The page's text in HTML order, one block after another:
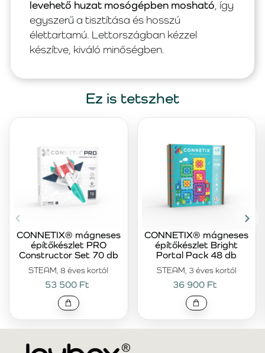
levehető huzat mosógépben mosható , így
egyszerű a tisztítása és hosszú
élettartamú. Lettországban kézzel
készítve, kiváló minőségben.
Ez is tetszhet
STEAM, 8 éves kortól
CONNETIX® mágneses
építőkészlet PRO
Constructor Set 70 db
53 500 Ft
STEAM, 3 éves kortól
CONNETIX® mágneses
építőkészlet Bright
Portal Pack 48 db
36 900 Ft